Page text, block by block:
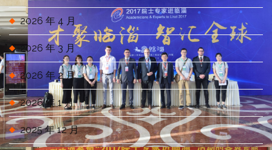
2026 年 4 月
2026 年 3 月
2026 年 2 月
2026 年 1 月
2025 年 12 月